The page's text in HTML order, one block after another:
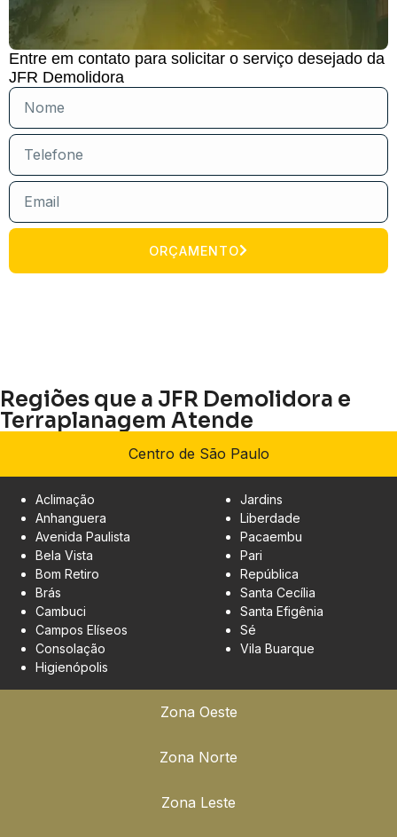
Entre em contato para solicitar o serviço desejado da
JFR Demolidora
ORÇAMENTO
Regiões que a JFR Demolidora e
Terraplanagem Atende
Centro de São Paulo
Zona Oeste
Zona Norte
Zona Leste
Aclimação
Anhanguera
Avenida Paulista
Bela Vista
Bom Retiro
Brás
Cambuci
Campos Elíseos
Consolação
Higienópolis
Jardins
Liberdade
Pacaembu
Pari
República
Santa Cecília
Santa Efigênia
Sé
Vila Buarque